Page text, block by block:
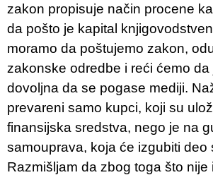
zakon propisuje način procene
da pošto je kapital
moramo da poštujemo zakon,
zakonske odredbe i reći ćemo da
dovoljna da se pogase mediji.
prevareni samo kupci, koji su
finansijska sredstva, nego je na
samouprava, koja će izgubiti deo
Razmišljam da zbog toga što nije